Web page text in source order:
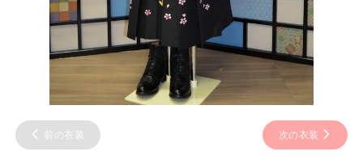
前の衣装 次の衣装